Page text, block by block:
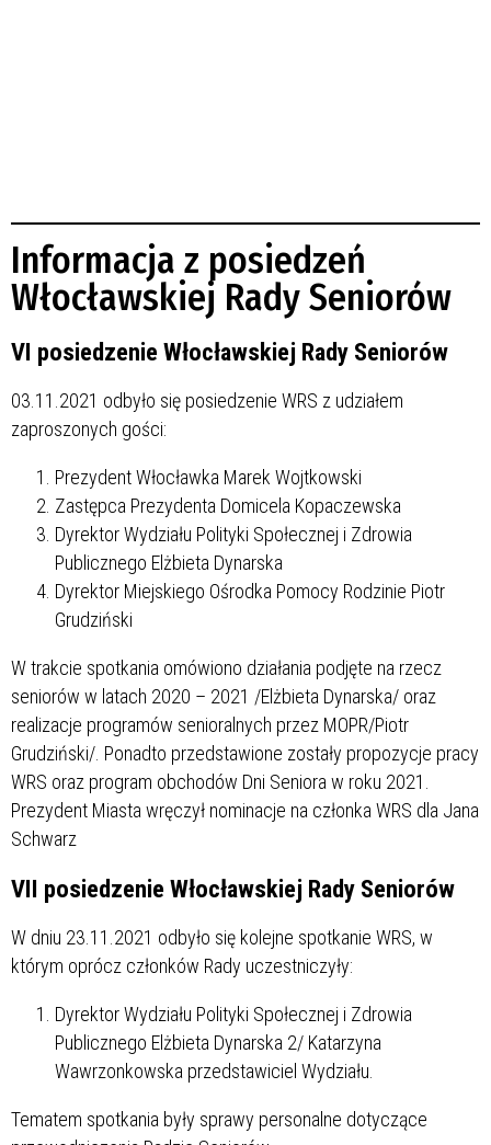
Informacja z posiedzeń
Włocławskiej Rady Seniorów
VI posiedzenie Włocławskiej Rady Seniorów
03.11.2021 odbyło się posiedzenie WRS z udziałem
zaproszonych gości:
Prezydent Włocławka Marek Wojtkowski
Zastępca Prezydenta Domicela Kopaczewska
Dyrektor Wydziału Polityki Społecznej i Zdrowia
Publicznego Elżbieta Dynarska
Dyrektor Miejskiego Ośrodka Pomocy Rodzinie Piotr
Grudziński
W trakcie spotkania omówiono działania podjęte na rzecz
seniorów w latach 2020 – 2021 /Elżbieta Dynarska/ oraz
realizacje programów senioralnych przez MOPR/Piotr
Grudziński/. Ponadto przedstawione zostały propozycje pracy
WRS oraz program obchodów Dni Seniora w roku 2021.
Prezydent Miasta wręczył nominacje na członka WRS dla Jana
Schwarz
VII posiedzenie Włocławskiej Rady Seniorów
W dniu 23.11.2021 odbyło się kolejne spotkanie WRS, w
którym oprócz członków Rady uczestniczyły:
Dyrektor Wydziału Polityki Społecznej i Zdrowia
Publicznego Elżbieta Dynarska 2/ Katarzyna
Wawrzonkowska przedstawiciel Wydziału.
Tematem spotkania były sprawy personalne dotyczące